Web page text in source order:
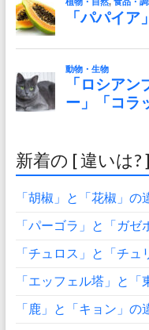
新着の [ 違いは? ]
「胡椒」と「花椒」の
「パーゴラ」と「ガゼ
「チュロス」と「チ
「エッフェル塔」と
「鹿」と「キョン」の